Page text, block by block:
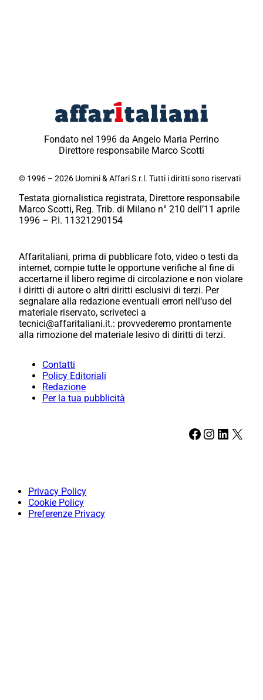
Fondato nel 1996 da Angelo Maria Perrino
Direttore responsabile Marco Scotti
© 1996 – 2026 Uomini & Affari S.r.l. Tutti i diritti sono riservati
Testata giornalistica registrata, Direttore responsabile
Marco Scotti, Reg. Trib. di Milano n° 210 dell’11 aprile
1996 – P.I. 11321290154
Affaritaliani, prima di pubblicare foto, video o testi da
internet, compie tutte le opportune verifiche al fine di
accertarne il libero regime di circolazione e non violare
i diritti di autore o altri diritti esclusivi di terzi. Per
segnalare alla redazione eventuali errori nell’uso del
materiale riservato, scriveteci a
tecnici@affaritaliani.it.: provvederemo prontamente
alla rimozione del materiale lesivo di diritti di terzi.
Contatti
Policy Editoriali
Redazione
Per la tua pubblicità
Facebook Instagram LinkedIn X
Privacy Policy
Cookie Policy
Preferenze Privacy